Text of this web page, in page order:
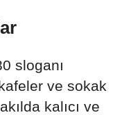
sloganı
ve sokak
kalıcı ve